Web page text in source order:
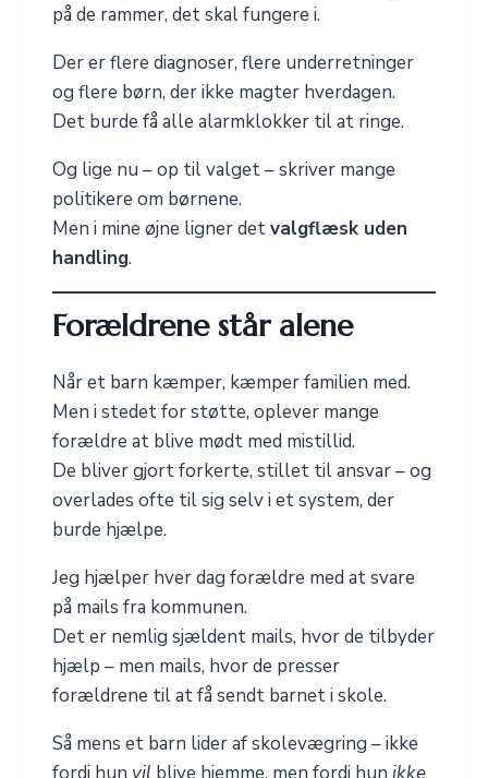
på de rammer, det skal fungere i.
Der er flere diagnoser, flere underretninger
og flere børn, der ikke magter hverdagen.
Det burde få alle alarmklokker til at ringe.
Og lige nu – op til valget – skriver mange
politikere om børnene.
Men i mine øjne ligner detvalgflæsk uden
handling.
Forældrene står alene
Når et barn kæmper, kæmper familien med.
Men i stedet for støtte, oplever mange
forældre at blive mødt med mistillid.
De bliver gjort forkerte, stillet til ansvar – og
overlades ofte til sig selv i et system, der
burde hjælpe.
Jeg hjælper hver dag forældre med at svare
på mails fra kommunen.
Det er nemlig sjældent mails, hvor de tilbyder
hjælp – men mails, hvor de presser
forældrene til at få sendt barnet i skole.
Så mens et barn lider af skolevægring – ikke